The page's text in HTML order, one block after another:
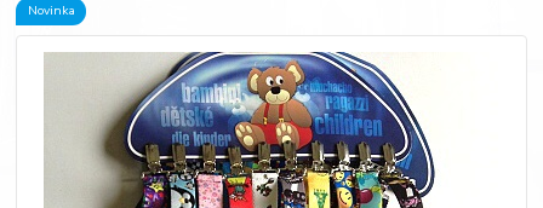
Novinka